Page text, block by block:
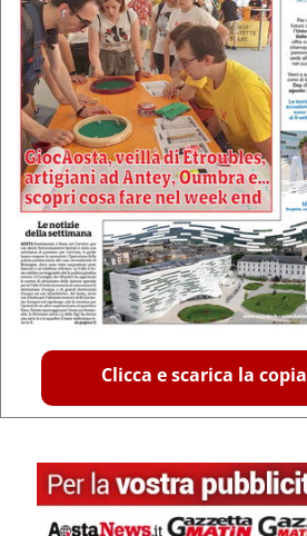
Clicca e scarica la copia